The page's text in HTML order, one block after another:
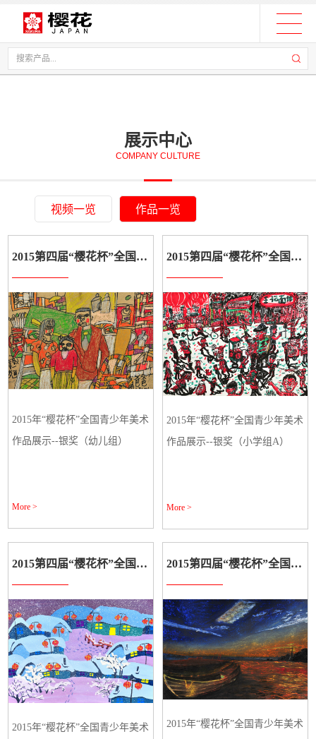
展示中心
COMPANY CULTURE
视频一览 作品一览
2015第四届“樱花杯”全国学生美术作品展示
2015年“樱花杯”全国青少年美术
作品展示--银奖（幼儿组）
More >
2015第四届“樱花杯”全国学生美术作品展示
2015年“樱花杯”全国青少年美术
作品展示--银奖（小学组A）
More >
2015第四届“樱花杯”全国学生美术作品展示
2015年“樱花杯”全国青少年美术
2015第四届“樱花杯”全国学生美术作品展示
2015年“樱花杯”全国青少年美术